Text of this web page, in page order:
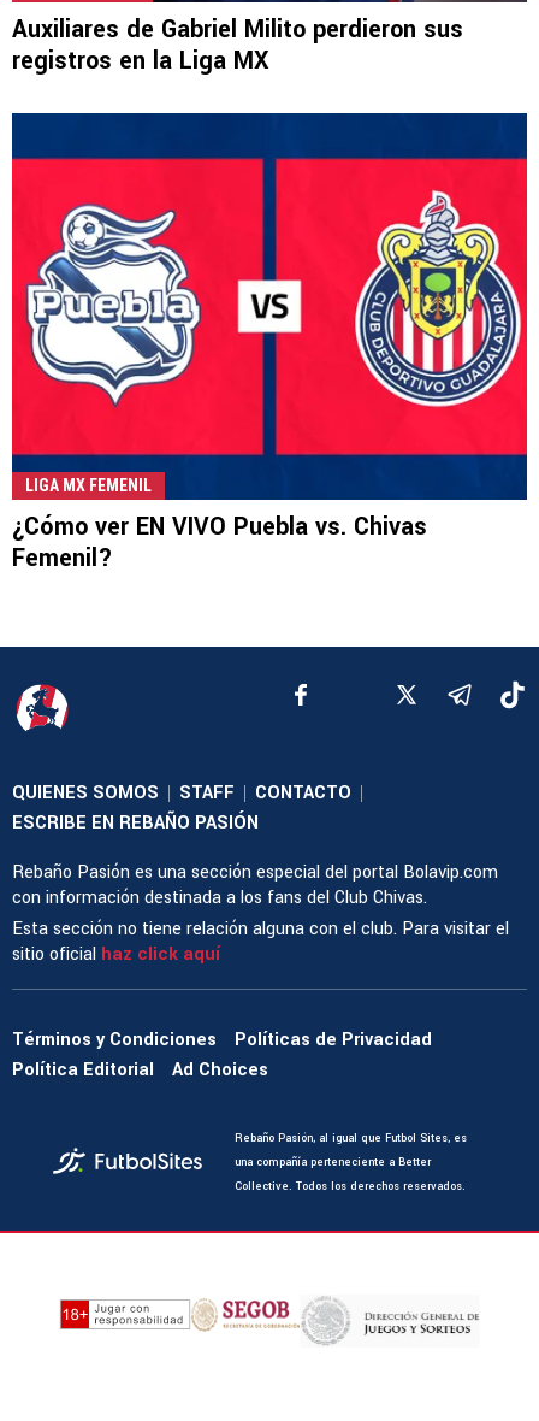
Auxiliares de Gabriel Milito perdieron sus
registros en la Liga MX
LIGA MX FEMENIL
¿Cómo ver EN VIVO Puebla vs. Chivas
Femenil?
QUIENES SOMOS | STAFF | CONTACTO |
ESCRIBE EN REBAÑO PASIÓN
Rebaño Pasión es una sección especial del portal Bolavip.com
con información destinada a los fans del Club Chivas.
Esta sección no tiene relación alguna con el club. Para visitar el
sitio oficial haz click aquí
Términos y Condiciones
Políticas de Privacidad
Política Editorial
Ad Choices
Rebaño Pasión, al igual que Futbol Sites, es
una compañía perteneciente a Better
Collective. Todos los derechos reservados.